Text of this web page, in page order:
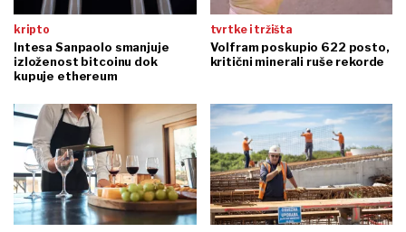
kripto
Intesa Sanpaolo smanjuje
izloženost bitcoinu dok
kupuje ethereum
tvrtke i tržišta
Volfram poskupio 622 posto,
kritični minerali ruše rekorde